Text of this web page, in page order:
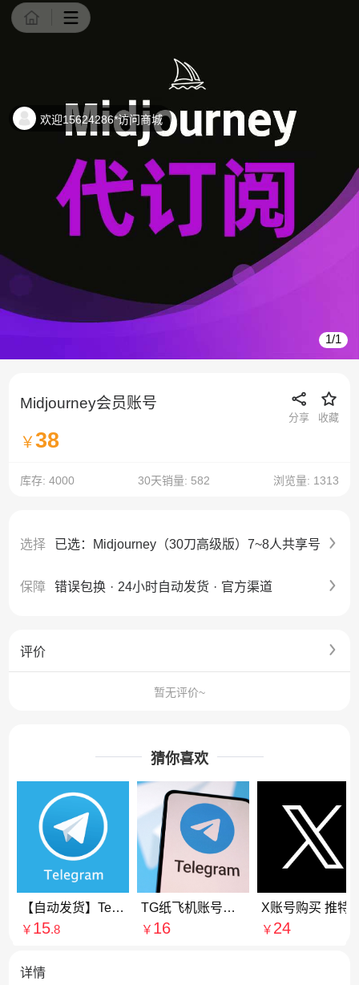
欢迎15624286*访问商城
1/1
Midjourney会员账号
分享 收藏
￥38
库存: 4000 30天销量: 582 浏览量: 1313
选择 已选：Midjourney（30刀高级版）7~8人共享号
保障 错误包换 · 24小时自动发货 · 官方渠道
评价
暂无评价~
猜你喜欢
【自动发货】Telegrapm纸飞机/电报账号（电脑/手机均可以登录）
￥ 15.8
TG纸飞机账号购买|Telegraph账号购买|纸飞机账号购买|电报账号购买
￥ 16
￥ 24
详情